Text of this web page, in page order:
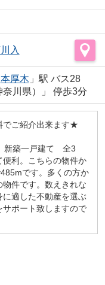
入
本厚木 」駅 バス28
川県）」 停歩3分
ご紹介出来ます★
新築一戸建て 全3
利。こちらの物件か
です。多くの方か
件です。数えきれな
適した不動産を選ぶ
ポート致しますので